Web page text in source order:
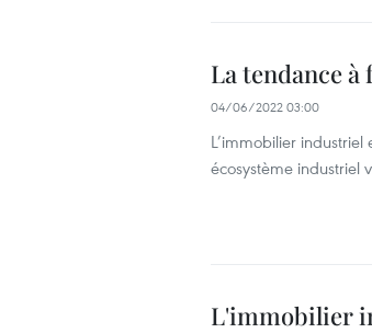
La tendance
04/06/2022 03:00
L’immobilier
écosystème industriel
L'immobilier